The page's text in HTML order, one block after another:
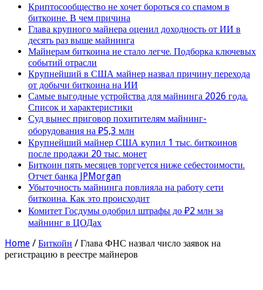
Криптосообщество не хочет бороться со спамом в
биткоине. В чем причина
Глава крупного майнера оценил доходность от ИИ в
десять раз выше майнинга
Майнерам биткоина не стало легче. Подборка ключевых
событий отрасли
Крупнейший в США майнер назвал причину перехода
от добычи биткоина на ИИ
Самые выгодные устройства для майнинга 2026 года.
Список и характеристики
Суд вынес приговор похитителям майнинг-
оборудования на ₽5,3 млн
Крупнейший майнер США купил 1 тыс. биткоинов
после продажи 20 тыс. монет
Биткоин пять месяцев торгуется ниже себестоимости.
Отчет банка JPMorgan
Убыточность майнинга повлияла на работу сети
биткоина. Как это происходит
Комитет Госдумы одобрил штрафы до ₽2 млн за
майнинг в ЦОДах
Home / Биткойн / Глава ФНС назвал число заявок на
регистрацию в реестре майнеров